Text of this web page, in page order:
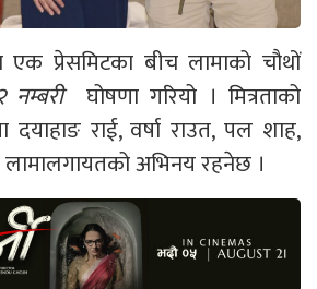
एक प्रेसमिटका बीच लामाको चौथों
नम्बरीघोषणा गरियो । मित्रताको
दयाहाङ राई, वर्षा राउत, पल शाह,
लामालगायतको अभिनय रहनेछ ।